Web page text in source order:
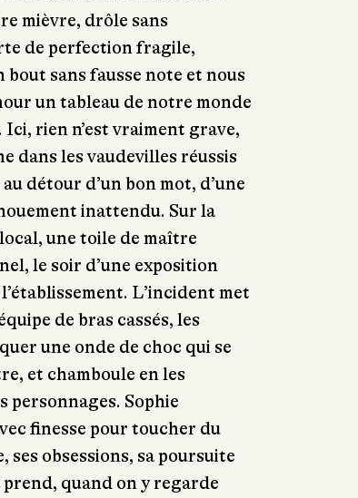
mièvre, drôle sans
de perfection fragile,
sans fausse note et nous
un tableau de notre monde
rien n’est vraiment grave,
dans les vaudevilles réussis
détour d’un bon mot, d’une
inattendu. Sur la
une toile de maître
le soir d’une exposition
L’incident met
de bras cassés, les
une onde de choc qui se
et chamboule en les
personnages. Sophie
finesse pour toucher du
obsessions, sa poursuite
prend, quand on y regarde